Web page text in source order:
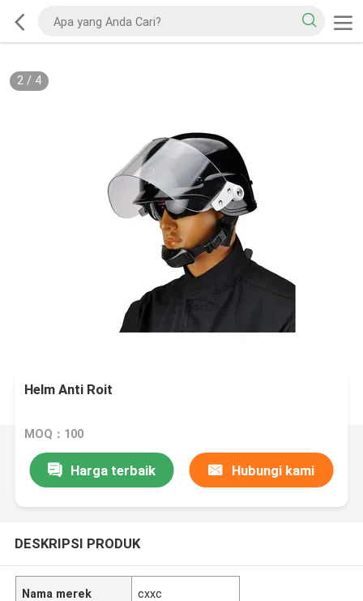
2/ 4
Helm Anti Roit
MOQ：100
Harga terbaik Hubungi kami
DESKRIPSI PRODUK
Nama merek cxxc